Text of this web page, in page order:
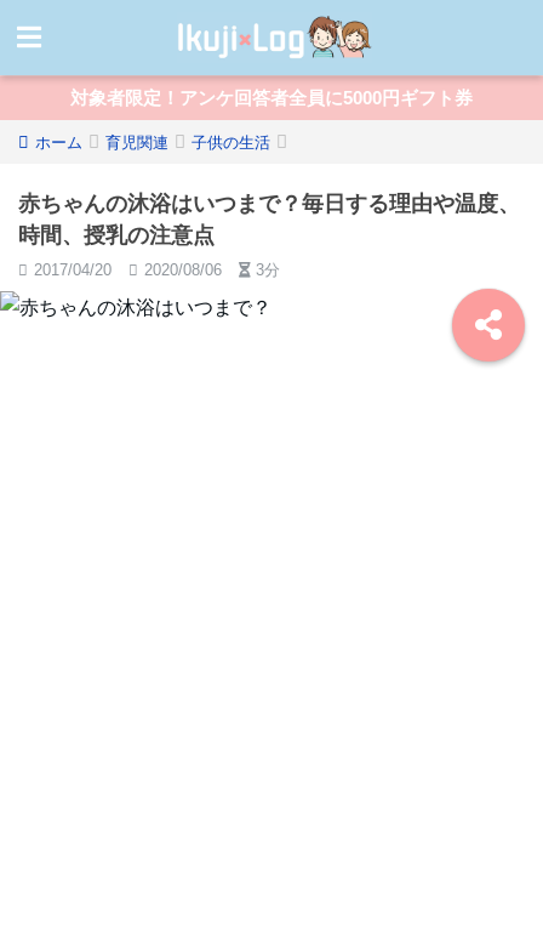
対象者限定！アンケ回答者全員に5000円ギフト券
ホーム 育児関連 子供の生活
赤ちゃんの沐浴はいつまで？毎日する理由や温度、
時間、授乳の注意点
2017/04/20 2020/08/06 3分